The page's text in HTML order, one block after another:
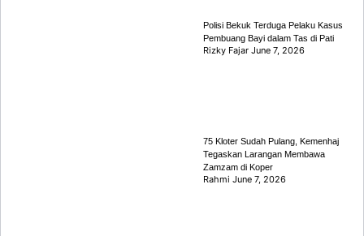
Polisi Bekuk Terduga Pelaku Kasus
Pembuang Bayi dalam Tas di Pati
Rizky FajarJune 7, 2026
75 Kloter Sudah Pulang, Kemenhaj
Tegaskan Larangan Membawa
Zamzam di Koper
RahmiJune 7, 2026